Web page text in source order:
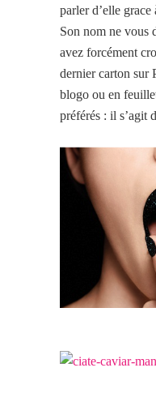
parler d’elle
Son nom ne vous
avez forcément
dernier carton sur
blogo ou en
préférés : il s’agit